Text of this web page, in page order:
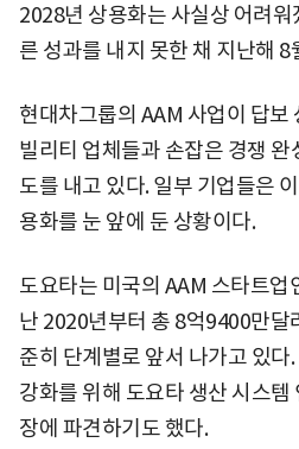
2028년 상용화는 사실상 어려
른 성과를 내지 못한 채 지난해
현대차그룹의 AAM 사업이 답보
빌리티 업체들과 손잡은 경쟁
도를 내고 있다. 일부 기업들은
용화를 눈 앞에 둔 상황이다.
도요타는 미국의 AAM 스타트업
난 2020년부터 총 8억9400만달
준히 단계별로 앞서 나가고 있다
강화를 위해 도요타 생산 시스
장에 파견하기도 했다.